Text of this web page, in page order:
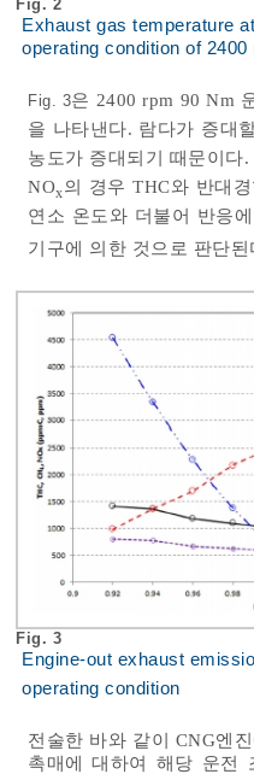
Fig. 2
Exhaust gas temperature
operating condition of 2400
Fig. 3은 2400 rpm 90 Nm
을 나타낸다. 람다가 증대
농도가 증대되기 때문이다.
NOx의 경우 THC와 반대
연소 온도와 더불어 반응
기구에 의한 것으로 판단된
Fig. 3
Engine-out exhaust
operating condition
전술한 바와 같이 CNG엔
촉매에 대하여 해당 운전